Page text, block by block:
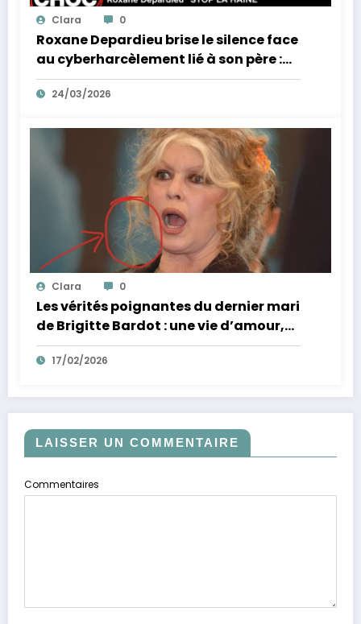
Clara 0
Roxane Depardieu brise le silence face
au cyberharcèlement lié à son père :
sa réponse inattendue !
24/03/2026
Clara 0
Les vérités poignantes du dernier mari
de Brigitte Bardot : une vie d’amour,
de combats et d’adieux déchirants.
17/02/2026
LAISSER UN COMMENTAIRE
Commentaires